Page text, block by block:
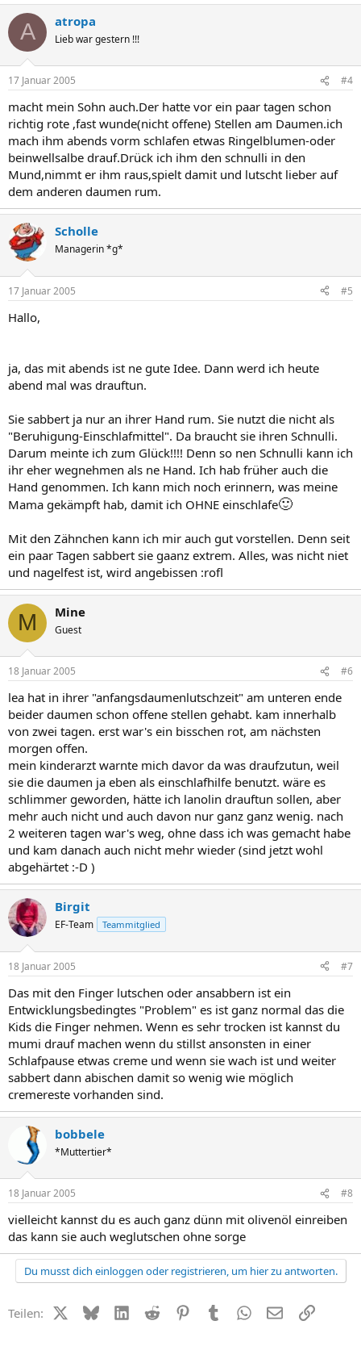
A atropa
Lieb war gestern !!!
17 Januar 2005 #4
macht mein Sohn auch.Der hatte vor ein paar tagen schon
richtig rote ,fast wunde(nicht offene) Stellen am Daumen.ich
mach ihm abends vorm schlafen etwas Ringelblumen-oder
beinwellsalbe drauf.Drück ich ihm den schnulli in den
Mund,nimmt er ihm raus,spielt damit und lutscht lieber auf
dem anderen daumen rum.
Scholle
Managerin *g*
17 Januar 2005 #5
Hallo,
ja, das mit abends ist ne gute Idee. Dann werd ich heute
abend mal was drauftun.
Sie sabbert ja nur an ihrer Hand rum. Sie nutzt die nicht als
"Beruhigung-Einschlafmittel". Da braucht sie ihren Schnulli.
Darum meinte ich zum Glück!!!! Denn so nen Schnulli kann ich
ihr eher wegnehmen als ne Hand. Ich hab früher auch die
Hand genommen. Ich kann mich noch erinnern, was meine
Mama gekämpft hab, damit ich OHNE einschlafe🙂
Mit den Zähnchen kann ich mir auch gut vorstellen. Denn seit
ein paar Tagen sabbert sie gaanz extrem. Alles, was nicht niet
und nagelfest ist, wird angebissen :rofl
M Mine
Guest
18 Januar 2005 #6
lea hat in ihrer "anfangsdaumenlutschzeit" am unteren ende
beider daumen schon offene stellen gehabt. kam innerhalb
von zwei tagen. erst war's ein bisschen rot, am nächsten
morgen offen.
mein kinderarzt warnte mich davor da was draufzutun, weil
sie die daumen ja eben als einschlafhilfe benutzt. wäre es
schlimmer geworden, hätte ich lanolin drauftun sollen, aber
mehr auch nicht und auch davon nur ganz ganz wenig. nach
2 weiteren tagen war's weg, ohne dass ich was gemacht habe
und kam danach auch nicht mehr wieder (sind jetzt wohl
abgehärtet :-D )
Birgit
EF-Team Teammitglied
18 Januar 2005 #7
Das mit den Finger lutschen oder ansabbern ist ein
Entwicklungsbedingtes "Problem" es ist ganz normal das die
Kids die Finger nehmen. Wenn es sehr trocken ist kannst du
mumi drauf machen wenn du stillst ansonsten in einer
Schlafpause etwas creme und wenn sie wach ist und weiter
sabbert dann abischen damit so wenig wie möglich
cremereste vorhanden sind.
bobbele
*Muttertier*
18 Januar 2005 #8
vielleicht kannst du es auch ganz dünn mit olivenöl einreiben
das kann sie auch weglutschen ohne sorge
Du musst dich einloggen oder registrieren, um hier zu antworten.
Teilen: X (Twitter)
BlueskyLinkedIn
Reddit PinterestTumblr WhatsApp
E-MailLink